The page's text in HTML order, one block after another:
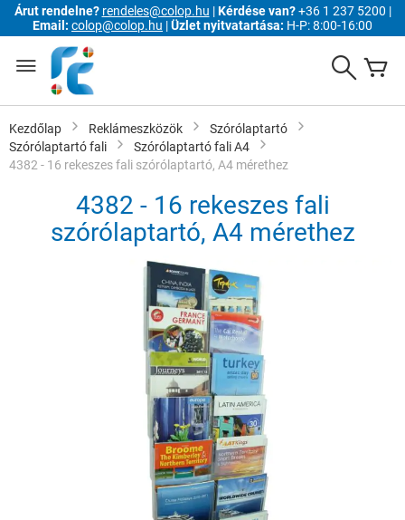
Árut rendelne? rendeles@colop.hu |Kérdése van?+36 1 237 5200 |
Email: colop@colop.hu |Üzlet nyitvatartása: H-P: 8:00-16:00
Search
Kezdőlap Reklámeszközök
Szórólaptartó
Szórólaptartó fali
Szórólaptartó fali A4
4382 - 16 rekeszes fali szórólaptartó, A4 mérethez
4382 - 16 rekeszes fali
szórólaptartó, A4 mérethez